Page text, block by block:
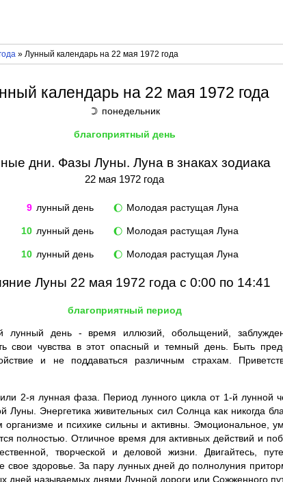
» Лунный календарь на 22 мая 1972 года
календарь на 22 мая 1972 года
☽ понедельник
благоприятный день
дни. Фазы Луны. Луна в знаках зодиака
22 мая 1972 года
9 лунный день 🌔 Молодая растущая Луна
10 лунный день 🌔 Молодая растущая Луна
10 лунный день 🌔 Молодая растущая Луна
Луны 22 мая 1972 года с 0:00 по 14:41
благоприятный период
лунный день - время иллюзий, обольщений,
свои чувства в этот опасный и темный день. Быть
и не поддаваться различным страхам.
2-я лунная фаза. Период лунного цикла от 1-й лунной
Луны. Энергетика живительных сил Солнца как никогда
организме и психике сильны и активны. Эмоциональное,
полностью. Отличное время для активных действий и
творческой и деловой жизни. Двигайтесь,
свое здоровье. За пару лунных дней до полнолуния
дней называемых днями Лунной дороги или Сожженного